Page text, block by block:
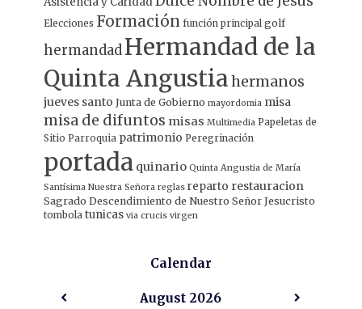
Elecciones Formación función principal golf
hermandad Hermandad de la
Quinta Angustiahermanos
jueves santo Junta de Gobierno mayordomia misa
misa de difuntos misas Multimedia Papeletas de
Sitio Parroquia patrimonio Peregrinación
portada quinario Quinta Angustia de María
Santísima Nuestra Señora reglas reparto restauracion
Sagrado Descendimiento de Nuestro Señor Jesucristo
tombola tunicas via crucis virgen
Calendar
August 2026